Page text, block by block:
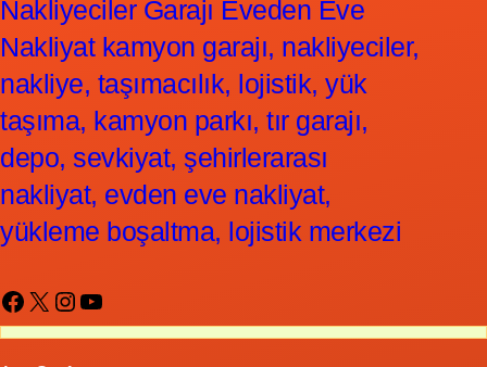
Nakliyeciler Garajı Eveden Eve
Nakliyat kamyon garajı, nakliyeciler,
nakliye, taşımacılık, lojistik, yük
taşıma, kamyon parkı, tır garajı,
depo, sevkiyat, şehirlerarası
nakliyat, evden eve nakliyat,
yükleme boşaltma, lojistik merkezi
Facebook X Instagram YouTube